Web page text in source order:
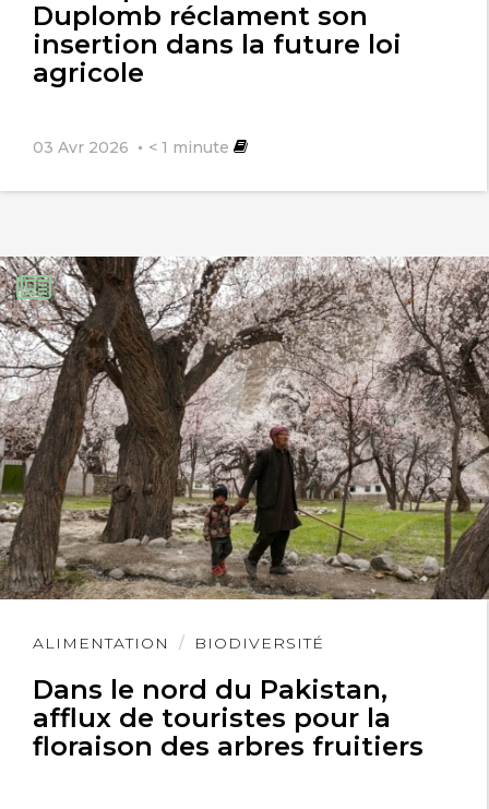
Duplomb réclament son
insertion dans la future loi
agricole
03 Avr 2026 < 1 minute
ALIMENTATION BIODIVERSITÉ
Dans le nord du Pakistan,
afflux de touristes pour la
floraison des arbres fruitiers
Lire